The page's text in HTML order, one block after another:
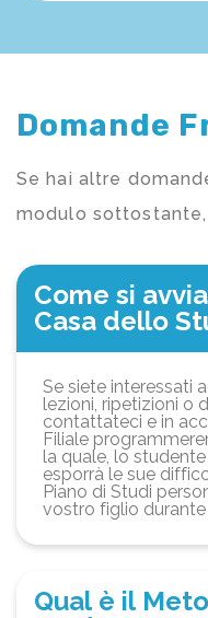
Domande
Se hai altre
modulo
Come si
Casa dello
Se siete interessati
lezioni, ripetizioni o
contattateci e in
Filiale
la quale, lo
esporrà le sue
Piano di Studi
vostro figlio
Qual è il